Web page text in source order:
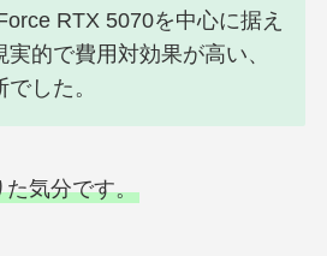
RTX 5070を中心に据え
実的で費用対効果が高い、
した。
た気分です。